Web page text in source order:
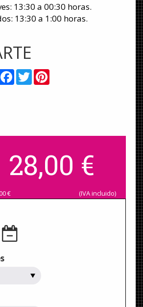
13:30 a 00:30 horas.
13:30 a 1:00 horas.
Facebook
Twitter
28,00 €
€ (IVA incluido)